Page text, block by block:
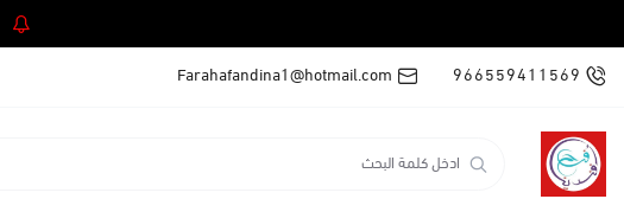
966559411569
Farahafandina1@hotmail.com